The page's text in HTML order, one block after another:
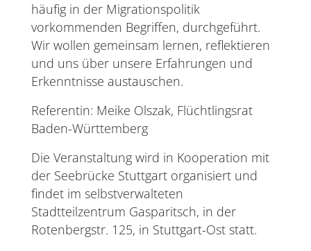
häufig in der Migrationspolitik
vorkommenden Begriffen, durchgeführt.
Wir wollen gemeinsam lernen, reflektieren
und uns über unsere Erfahrungen und
Erkenntnisse austauschen.
Referentin: Meike Olszak, Flüchtlingsrat
Baden-Württemberg
Die Veranstaltung wird in Kooperation mit
der Seebrücke Stuttgart organisiert und
findet im selbstverwalteten
Stadtteilzentrum Gasparitsch, in der
Rotenbergstr. 125, in Stuttgart-Ost statt.